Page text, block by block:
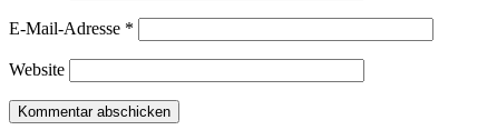
E-Mail-Adresse *
Website